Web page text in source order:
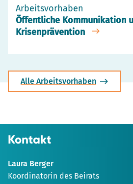
Arbeitsvorhaben
Öffentliche Kommunikation
Krisenprävention
Alle Arbeitsvorhaben
Kontakt
Laura Berger
Koordinatorin des Beirats